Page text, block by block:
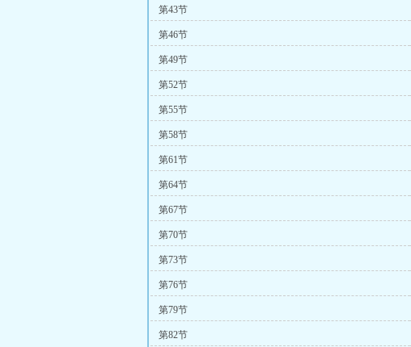
第43节
第46节
第49节
第52节
第55节
第58节
第61节
第64节
第67节
第70节
第73节
第76节
第79节
第82节